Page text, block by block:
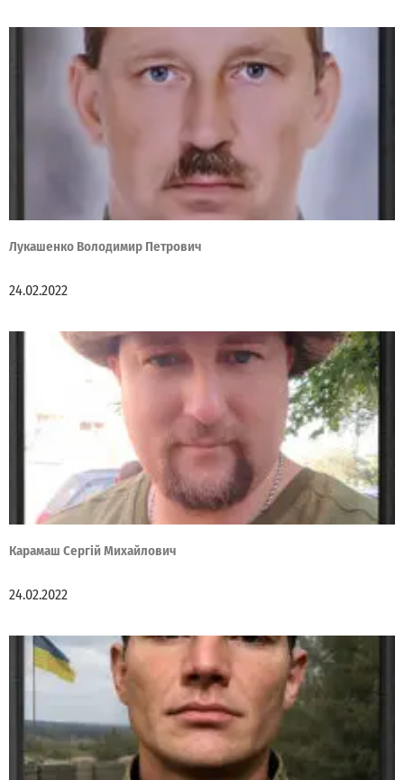
Лукашенко Володимир Петрович
24.02.2022
Карамаш Сергій Михайлович
24.02.2022